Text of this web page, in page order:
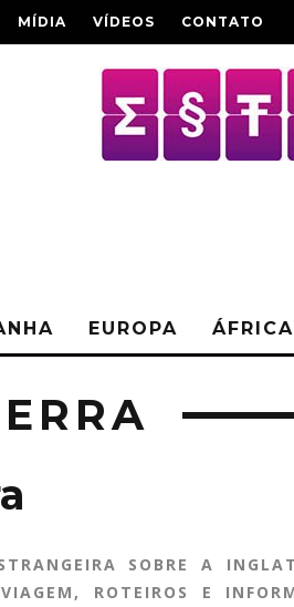
MÍDIA VÍDEOS CONTATO
EUROPA ÁFRICA
SOBRE A
ROTEIROS E